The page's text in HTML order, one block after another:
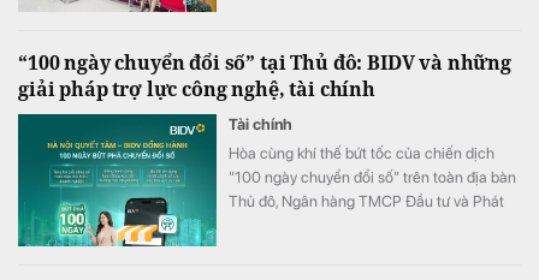
“100 ngày chuyển đổi số” tại Thủ đô: BIDV và những
giải pháp trợ lực công nghệ, tài chính
Tài chính
Hòa cùng khí thế bứt tốc của chiến dịch
"100 ngày chuyển đổi số" trên toàn địa bàn
Thủ đô, Ngân hàng TMCP Đầu tư và Phát